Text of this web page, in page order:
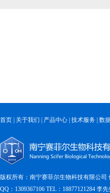
首页 关于我们 产品中心 技术服务 数
版权所有：南宁赛菲尔生物科技有限公司
QQ：1309367106 TEL：18877121284 李先